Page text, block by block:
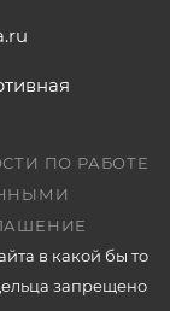
ПО РАБОТЕ
в какой бы то
запрещено